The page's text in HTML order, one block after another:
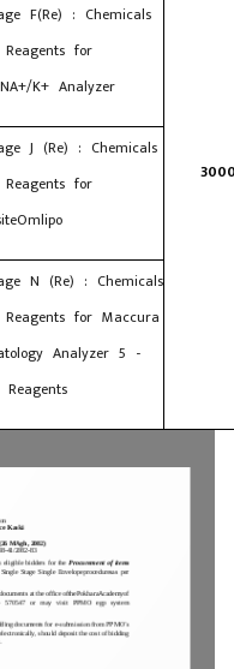
F(Re) : Chemicals
for
K+ Analyzer
J (Re) : Chemicals
for
N (Re) : Chemicals
for Maccura
Analyzer 5 -